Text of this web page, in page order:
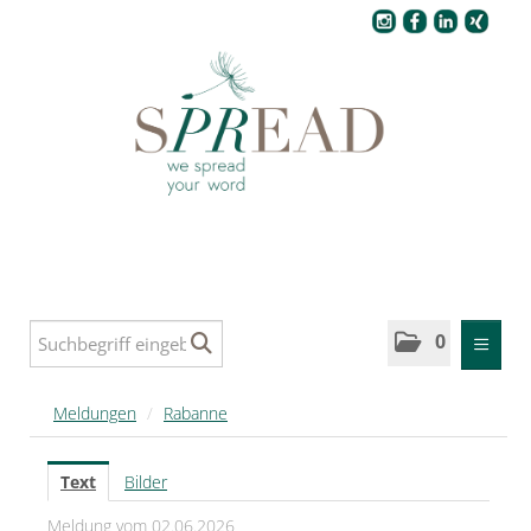
0
MELDUNGEN
SPREAD
SPREAD Medleys für Deutschland
Meldungen / Rabanne
Text
Bilder
Meldung vom 02.06.2026